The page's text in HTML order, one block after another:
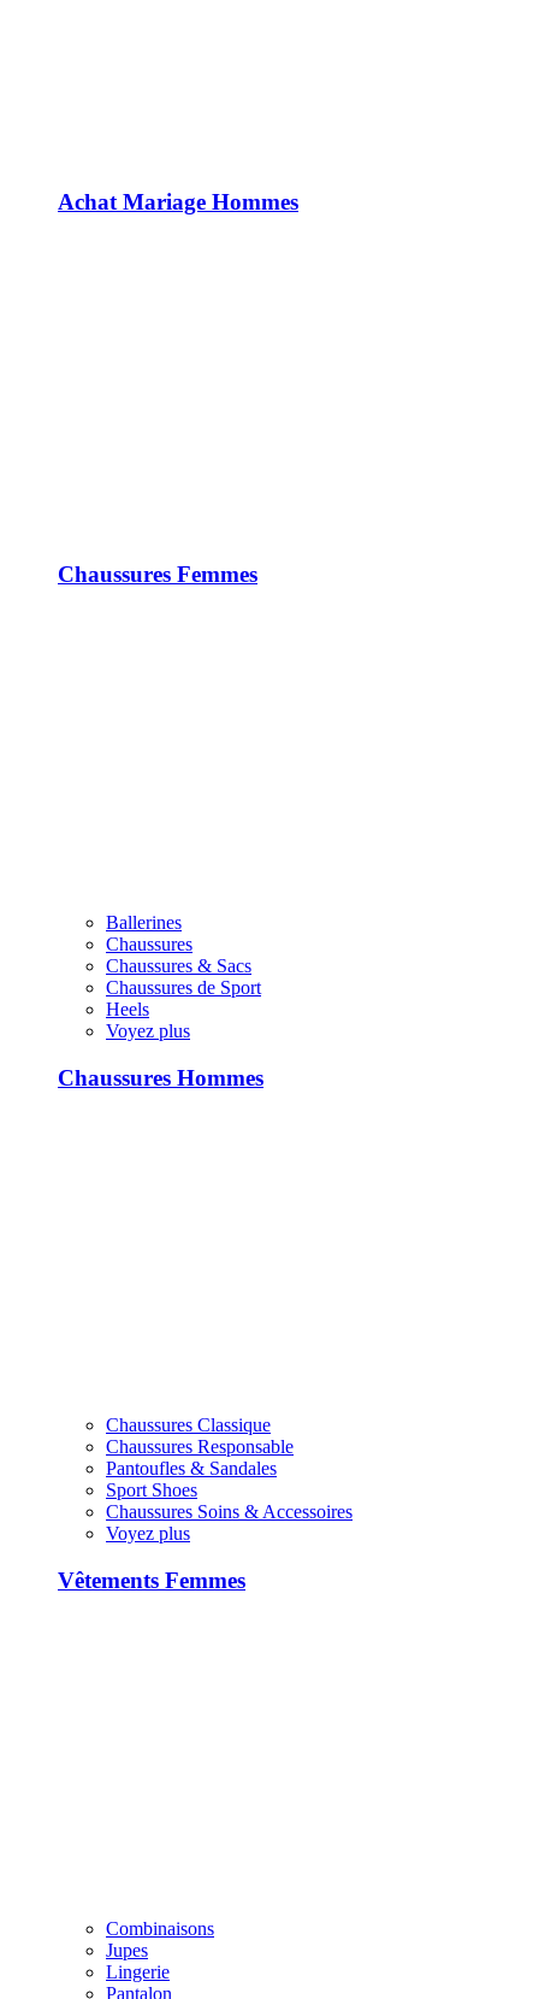
Achat Mariage Hommes
Chaussures Femmes
Ballerines
Chaussures
Chaussures & Sacs
Chaussures de Sport
Heels
Voyez plus
Chaussures Hommes
Chaussures Classique
Chaussures Responsable
Pantoufles & Sandales
Sport Shoes
Chaussures Soins & Accessoires
Voyez plus
Vêtements Femmes
Combinaisons
Jupes
Lingerie
Pantalon